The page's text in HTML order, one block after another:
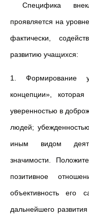
Специфика
проявляется на
фактически,
развитию учащихся:
1. Формирование
концепции»,
уверенностью в
людей;
иным видом
значимости.
позитивное
объективность его
дальнейшего